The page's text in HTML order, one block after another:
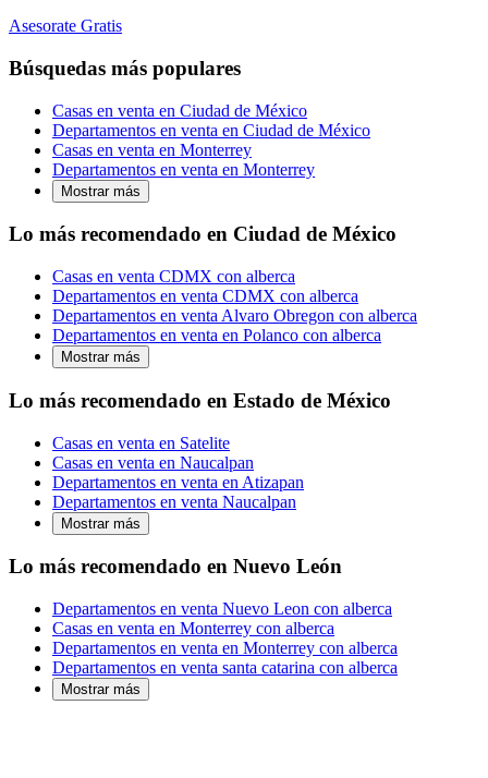
Asesorate Gratis
Búsquedas más populares
Casas en venta en Ciudad de México
Departamentos en venta en Ciudad de México
Casas en venta en Monterrey
Departamentos en venta en Monterrey
Mostrar más
Lo más recomendado en Ciudad de México
Casas en venta CDMX con alberca
Departamentos en venta CDMX con alberca
Departamentos en venta Alvaro Obregon con alberca
Departamentos en venta en Polanco con alberca
Mostrar más
Lo más recomendado en Estado de México
Casas en venta en Satelite
Casas en venta en Naucalpan
Departamentos en venta en Atizapan
Departamentos en venta Naucalpan
Mostrar más
Lo más recomendado en Nuevo León
Departamentos en venta Nuevo Leon con alberca
Casas en venta en Monterrey con alberca
Departamentos en venta en Monterrey con alberca
Departamentos en venta santa catarina con alberca
Mostrar más